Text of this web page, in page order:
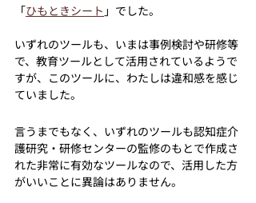
「ひもときシート 」でした。
いずれのツールも、いまは事例検討や研修等
で、教育ツールとして活用されているようで
すが、このツールに、わたしは違和感を感じ
ていました。
言うまでもなく、いずれのツールも認知症介
護研究・研修センターの監修のもとで作成さ
れた非常に有効なツールなので、活用した方
がいいことに異論はありません。